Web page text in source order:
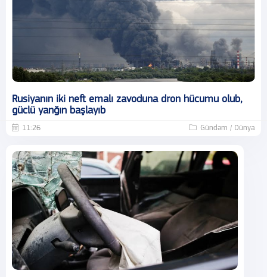
Rusiyanın iki neft emalı zavoduna dron hücumu olub,
güclü yanğın başlayıb
11:26 Gündəm / Dünya